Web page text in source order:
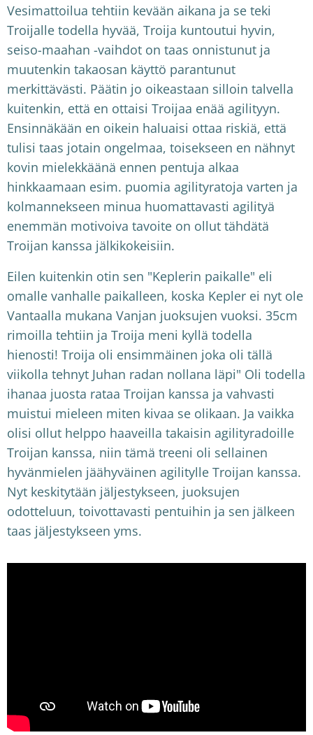
Vesimattoilua tehtiin kevään aikana ja se teki
Troijalle todella hyvää, Troija kuntoutui hyvin,
seiso-maahan -vaihdot on taas onnistunut ja
muutenkin takaosan käyttö parantunut
merkittävästi. Päätin jo oikeastaan silloin talvella
kuitenkin, että en ottaisi Troijaa enää agilityyn.
Ensinnäkään en oikein haluaisi ottaa riskiä, että
tulisi taas jotain ongelmaa, toisekseen en nähnyt
kovin mielekkäänä ennen pentuja alkaa
hinkkaamaan esim. puomia agilityratoja varten ja
kolmannekseen minua huomattavasti agilityä
enemmän motivoiva tavoite on ollut tähdätä
Troijan kanssa jälkikokeisiin.
Eilen kuitenkin otin sen "Keplerin paikalle" eli
omalle vanhalle paikalleen, koska Kepler ei nyt ole
Vantaalla mukana Vanjan juoksujen vuoksi. 35cm
rimoilla tehtiin ja Troija meni kyllä todella
hienosti! Troija oli ensimmäinen joka oli tällä
viikolla tehnyt Juhan radan nollana läpi" Oli todella
ihanaa juosta rataa Troijan kanssa ja vahvasti
muistui mieleen miten kivaa se olikaan. Ja vaikka
olisi ollut helppo haaveilla takaisin agilityradoille
Troijan kanssa, niin tämä treeni oli sellainen
hyvänmielen jäähyväinen agilitylle Troijan kanssa.
Nyt keskitytään jäljestykseen, juoksujen
odotteluun, toivottavasti pentuihin ja sen jälkeen
taas jäljestykseen yms.